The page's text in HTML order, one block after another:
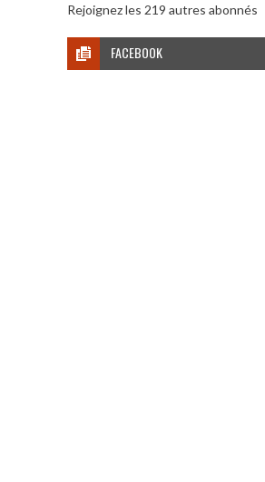
Rejoignez les 219 autres abonnés
FACEBOOK